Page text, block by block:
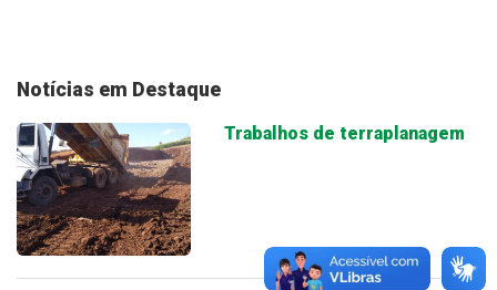
Notícias em Destaque
Trabalhos de terraplanagem